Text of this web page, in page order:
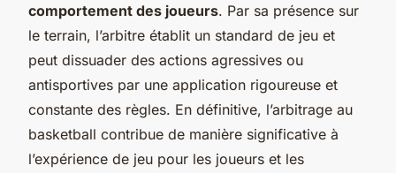
comportement des joueurs. Par sa présence sur
le terrain, l’arbitre établit un standard de jeu et
peut dissuader des actions agressives ou
antisportives par une application rigoureuse et
constante des règles. En définitive, l’arbitrage au
basketball contribue de manière significative à
l’expérience de jeu pour les joueurs et les